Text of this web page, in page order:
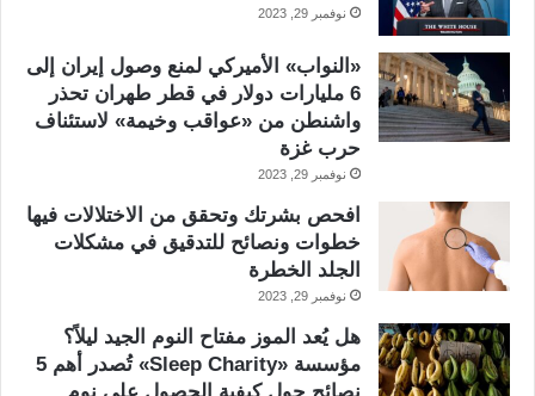
نوفمبر 29, 2023
«النواب» الأميركي لمنع وصول إيران إلى
6 مليارات دولار في قطر طهران تحذر
واشنطن من «عواقب وخيمة» لاستئناف
حرب غزة
نوفمبر 29, 2023
افحص بشرتك وتحقق من الاختلالات فيها
خطوات ونصائح للتدقيق في مشكلات
الجلد الخطرة
نوفمبر 29, 2023
هل يُعد الموز مفتاح النوم الجيد ليلاً؟
مؤسسة «Sleep Charity» تُصدر أهم 5
نصائح حول كيفية الحصول على نوم